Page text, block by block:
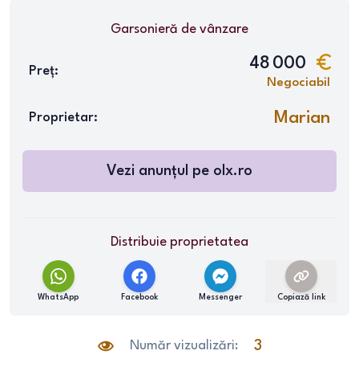
Garsonieră de vânzare
Preț: 48 000
Negociabil
Proprietar: Marian
Vezi anunțul pe olx.ro
Distribuie proprietatea
WhatsApp Facebook Messenger Copiază link
Număr vizualizări: 3